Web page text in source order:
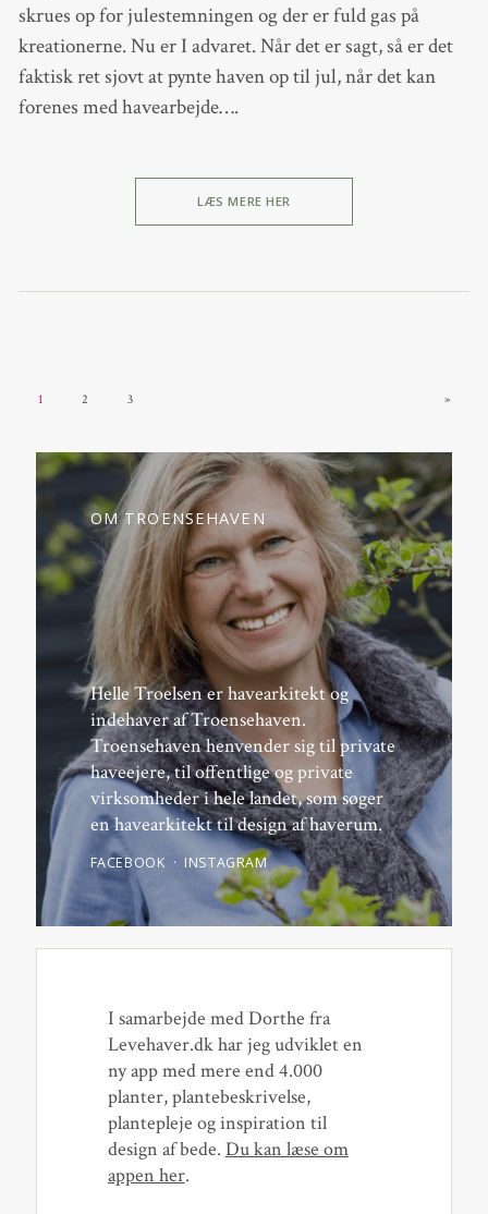
skrues op for julestemningen og der er fuld gas på
kreationerne. Nu er I advaret. Når det er sagt, så er det
faktisk ret sjovt at pynte haven op til jul, når det kan
forenes med havearbejde….
LÆS MERE HER
1 2 3 »
OM TROENSEHAVEN
Helle Troelsen er havearkitekt og
indehaver af Troensehaven.
Troensehaven henvender sig til private
haveejere, til offentlige og private
virksomheder i hele landet, som søger
en havearkitekt til design af haverum.
FACEBOOK INSTAGRAM
I samarbejde med Dorthe fra
Levehaver.dk har jeg udviklet en
ny app med mere end 4.000
planter, plantebeskrivelse,
plantepleje og inspiration til
design af bede. Du kan læse om
appen her.